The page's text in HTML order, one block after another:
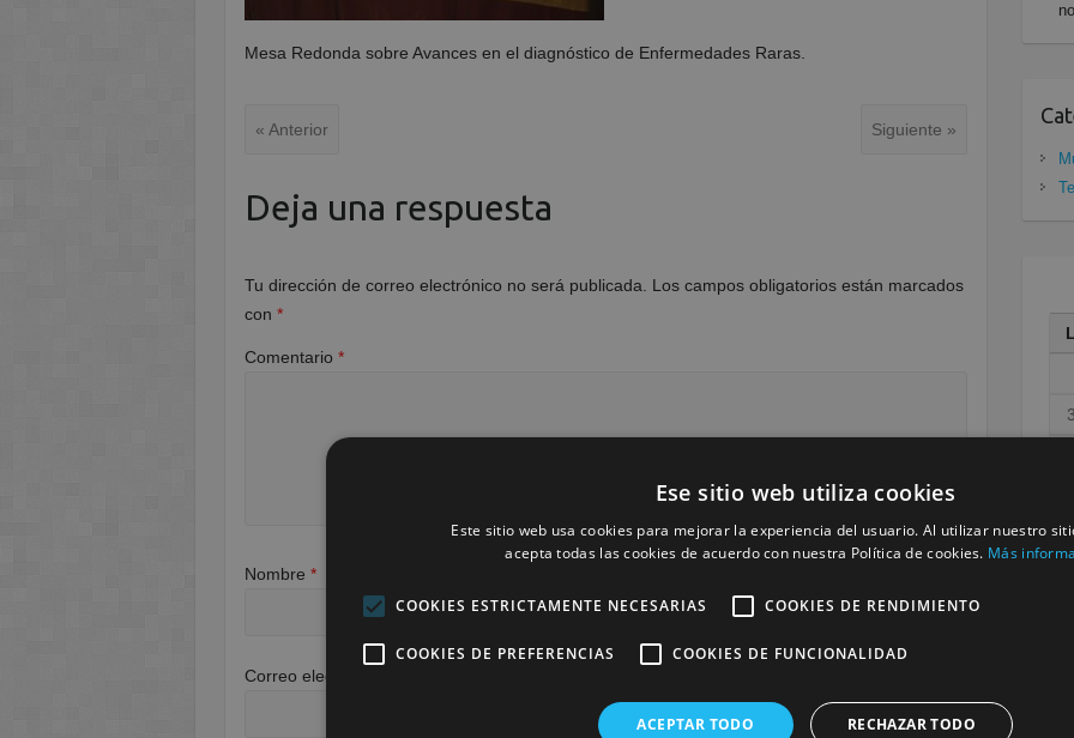
Mesa Redonda sobre Avances en el diagnóstico de Enfermedades Raras.
« Anterior Siguiente »
Deja una respuesta
Tu dirección de correo electrónico no será publicada. Los campos obligatorios están marcados
con*
Comentario*
Nombre*
Correo electrónico
L
3
Ese sitio web utiliza cookies
Este sitio web usa cookies para mejorar la experiencia del usuario. Al utilizar nuestro
acepta todas las cookies de acuerdo con nuestra Política de cookies. Más
COOKIES ESTRICTAMENTE NECESARIAS COOKIES DE RENDIMIENTO
COOKIES DE PREFERENCIAS COOKIES DE FUNCIONALIDAD
ACEPTAR TODO RECHAZAR TODO